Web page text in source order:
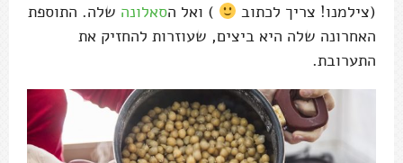
(צילמנו! צריך לכתוב
) ואל הסאלונה שלה. התוספת
האחרונה שלה היא ביצים, שעוזרות להחזיק את
התערובת.